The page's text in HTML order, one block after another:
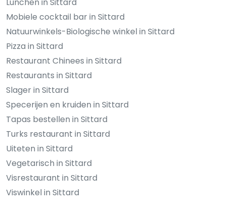
Mobiele cocktail bar in Sittard
Natuurwinkels-Biologische winkel in Sittard
Pizza in Sittard
Restaurant Chinees in Sittard
Restaurants in Sittard
Slager in Sittard
Specerijen en kruiden in Sittard
Tapas bestellen in Sittard
Turks restaurant in Sittard
Uiteten in Sittard
Vegetarisch in Sittard
Visrestaurant in Sittard
Viswinkel in Sittard